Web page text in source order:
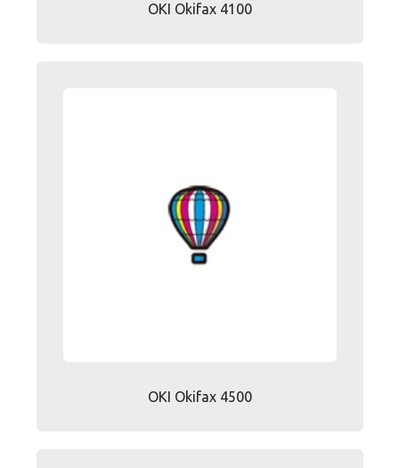
OKI Okifax 4100
OKI Okifax 4500